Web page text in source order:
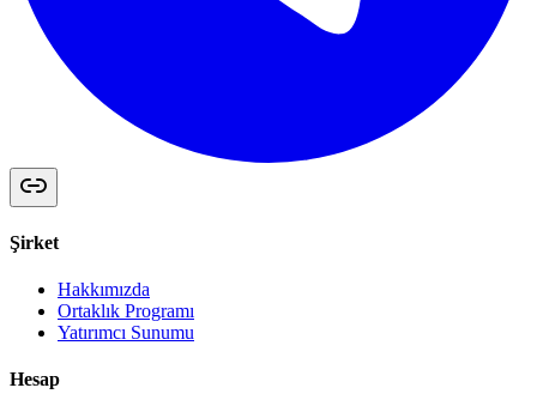
Şirket
Hakkımızda
Ortaklık Programı
Yatırımcı Sunumu
Hesap